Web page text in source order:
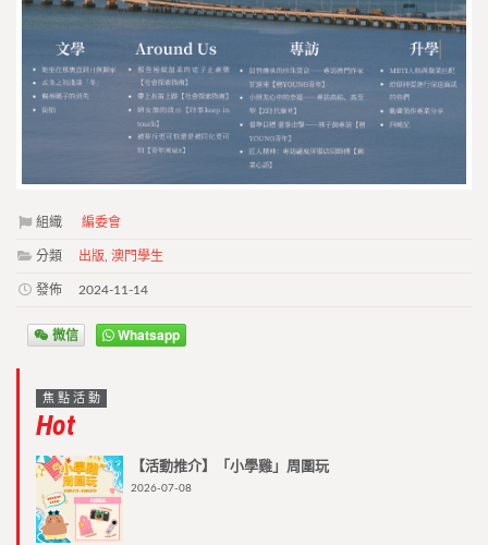
組織 編委會
分類 出版, 澳門學生
發佈 2024-11-14
微信 Whatsapp
焦點活動
Hot
【活動推介】「小學雞」周圍玩
2026-07-08